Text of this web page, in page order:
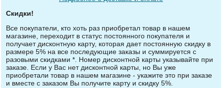
Скидки!
Все покупатели, кто хоть раз приобретал товар в нашем
магазине, переходит в статус постоянного покупателя и
получает дисконтную карту, которая дает постоянную скидку в
размере 5% на все последующие заказы и суммируется с
разовыми скидками *. Номер дисконтной карты указывайте при
заказе. Если у Вас нет дисконтной карты, но Вы уже
приобретали товар в нашем магазине - укажите это при заказе
и вместе с заказом Вы получите карту и скидку 5%.